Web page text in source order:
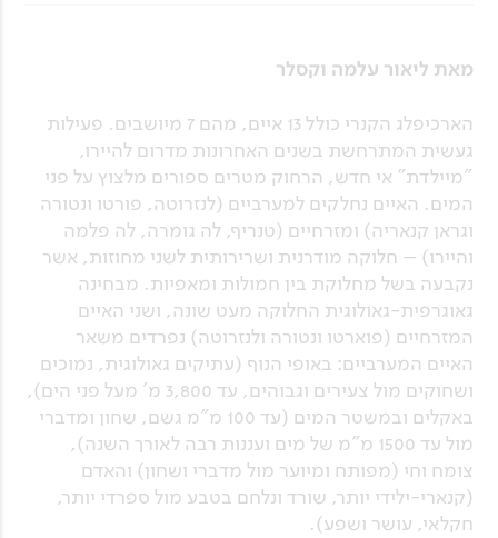
מאת ליאור עלמה וקסלר
הארכיפלג הקנרי כולל 13 איים, מהם 7 מיושבים. פעילות
געשית המתרחשת בשנים האחרונות מדרום להיירו,
"מיילדת" אי חדש, הרחוק מטרים ספורים מלצוץ על פני
המים. האיים נחלקים למערביים (לנזרוטה, פורטו ונטורה
וגראן קנאריה) ומזרחיים (טנריף, לה גומרה, לה פלמה
והיירו) – חלוקה מודרנית ושרירותית לשני מחוזות, אשר
נקבעה בשל מחלוקת בין חמולות ומאפיות. מבחינה
גאוגרפית-גאולוגית החלוקה מעט שונה, ושני האיים
המזרחיים (פוארטו ונטורה ולנזרוטה) נפרדים משאר
האיים המערביים: באופי הנוף (עתיקים גאולוגית, נמוכים
ושחוקים מול צעירים וגבוהים, עד 3,800 מ' מעל פני הים),
באקלים ובמשטר המים (עד 100 מ"מ גשם, שחון ומדברי
מול עד 1500 מ"מ של מים ועננות רבה לאורך השנה),
צומח וחי (מפותח ומיוער מול מדברי ושחון) והאדם
(קנארי-ילידי יותר, שורד ונלחם בטבע מול ספרדי יותר,
חקלאי, עושר ושפע).